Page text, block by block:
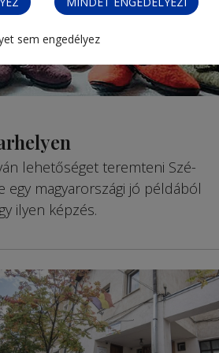
sem engedélyez
lehetőséget teremteni Szé-
magyarországi jó példából
ilyen képzés.